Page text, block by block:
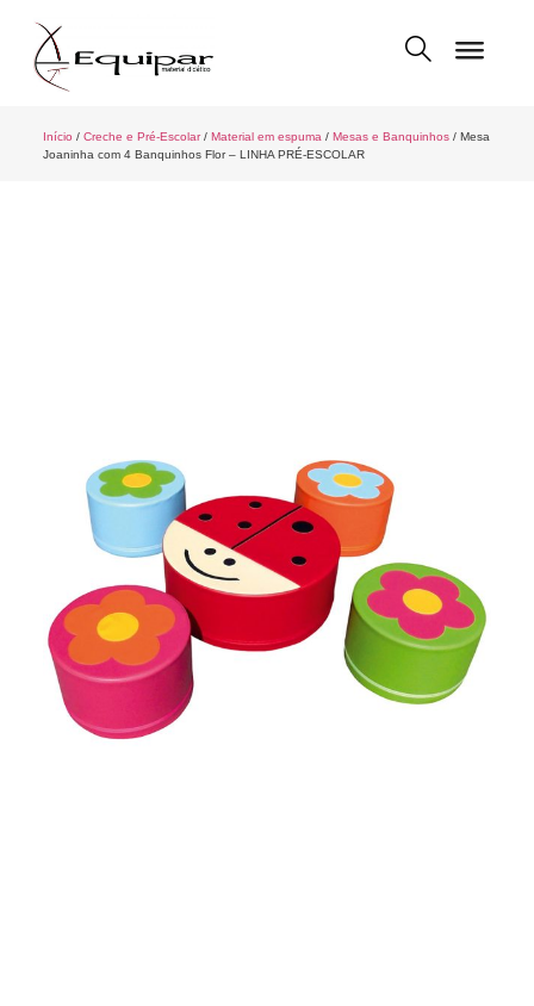
Início / Creche e Pré-Escolar/ Material em espuma / Mesas e Banquinhos/ Mesa
Joaninha com 4 Banquinhos Flor – LINHA PRÉ-ESCOLAR